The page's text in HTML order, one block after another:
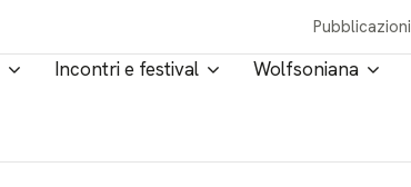
Pubblicazioni
Incontri e festival Wolfsoniana